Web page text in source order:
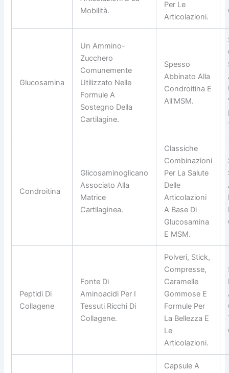
Mobilità.
Per Le
Articolazioni.
Glucosamina
Un Ammino-
Zucchero
Comunemente
Utilizzato Nelle
Formule A
Sostegno Della
Cartilagine.
Spesso
Abbinato Alla
Condroitina E
All'MSM.
Condroitina
Glicosaminoglicano
Associato Alla
Matrice
Cartilaginea.
Classiche
Combinazioni
Per La Salute
Delle
Articolazioni
A Base Di
Glucosamina
E MSM.
Peptidi Di
Collagene
Fonte Di
Aminoacidi Per I
Tessuti Ricchi Di
Collagene.
Polveri, Stick,
Compresse,
Caramelle
Gommose E
Formule Per
La Bellezza E
Le
Articolazioni.
Capsule A